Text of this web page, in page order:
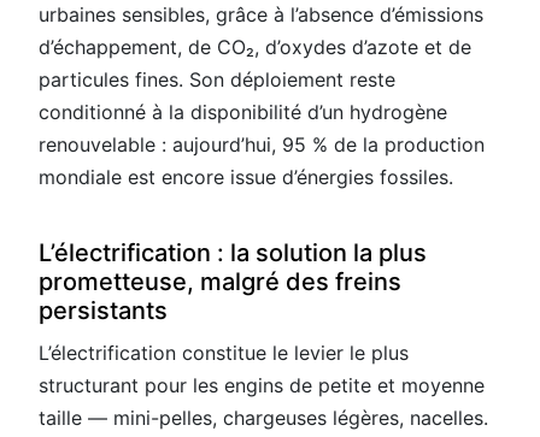
urbaines sensibles, grâce à l’absence d’émissions
d’échappement, de CO₂, d’oxydes d’azote et de
particules fines. Son déploiement reste
conditionné à la disponibilité d’un hydrogène
renouvelable : aujourd’hui, 95 % de la production
mondiale est encore issue d’énergies fossiles.
L’électrification : la solution la plus
prometteuse, malgré des freins
persistants
L’électrification constitue le levier le plus
structurant pour les engins de petite et moyenne
taille — mini-pelles, chargeuses légères, nacelles.